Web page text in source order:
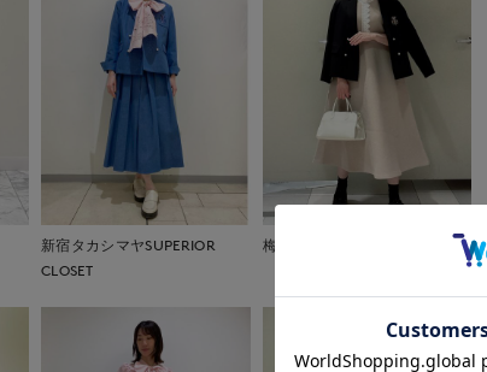
新宿タカシマヤSUPERIOR
CLOSET
梅田大丸INED